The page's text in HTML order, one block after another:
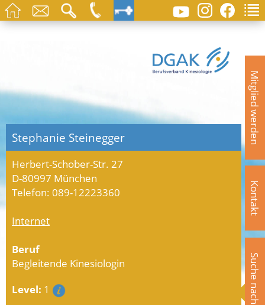
Mitglied werden
Kontakt
Suche nach
Stephanie Steinegger
Herbert-Schober-Str. 27
D-80997 München
Telefon: 089-12223360
Internet
Beruf
Begleitende Kinesiologin
Level: 1